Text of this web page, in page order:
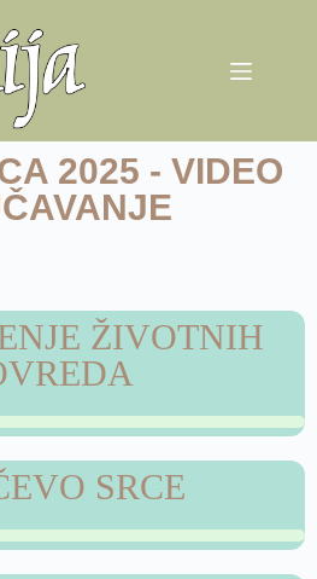
2025 - VIDEO
ŽIVOTNIH
SRCE